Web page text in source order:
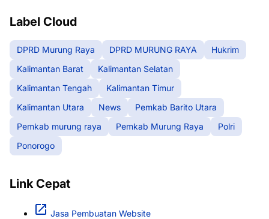
Label Cloud
DPRD Murung Raya DPRD MURUNG RAYA
Hukrim
Kalimantan Barat
Kalimantan Selatan
Kalimantan Tengah
Kalimantan Timur
Kalimantan Utara
News
Pemkab Barito Utara
Pemkab murung raya
Pemkab Murung Raya
Polri
Ponorogo
Link Cepat
Jasa Pembuatan Website